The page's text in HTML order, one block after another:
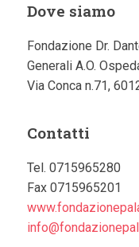
Dove siamo
Fondazione Dr.
Generali A.O.
Via Conca n.71,
Contatti
Tel. 0715965280
Fax 0715965201